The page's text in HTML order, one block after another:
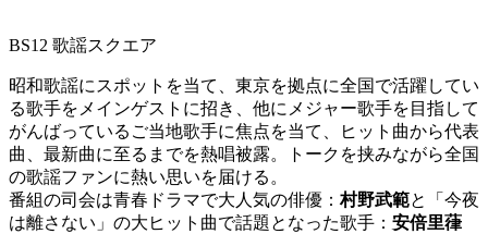
BS12 歌謡スクエア
昭和歌謡にスポットを当て、東京を拠点に全国で活躍してい
る歌手をメインゲストに招き、他にメジャー歌手を目指して
がんばっているご当地歌手に焦点を当て、ヒット曲から代表
曲、最新曲に至るまでを熱唱被露。トークを挟みながら全国
の歌謡ファンに熱い思いを届ける。
番組の司会は青春ドラマで大人気の俳優：村野武範と「今夜
は離さない」の大ヒット曲で話題となった歌手： 安倍里葎